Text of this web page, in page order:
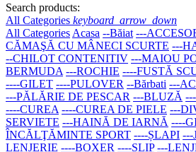
Search products:
All Categories keyboard_arrow_down
All Categories Acasa --Băiat ---
CĂMAŞĂ CU MÂNECI SCURTE ---
--CHILOT CONTENITIV ---MAIOU
BERMUDA ---ROCHIE ----FUSTĂ
----GILET ----PULOVER --Bărbati ---
---PĂLĂRIE DE PESCAR ---BLUZĂ
----CUREA ----CUREA DE PIELE ---
SERVIETE ---HAINĂ DE IARNĂ ----
ÎNCĂLŢĂMINTE SPORT ----ȘLAPI ---
LENJERIE ----BOXER ----SLIP ---